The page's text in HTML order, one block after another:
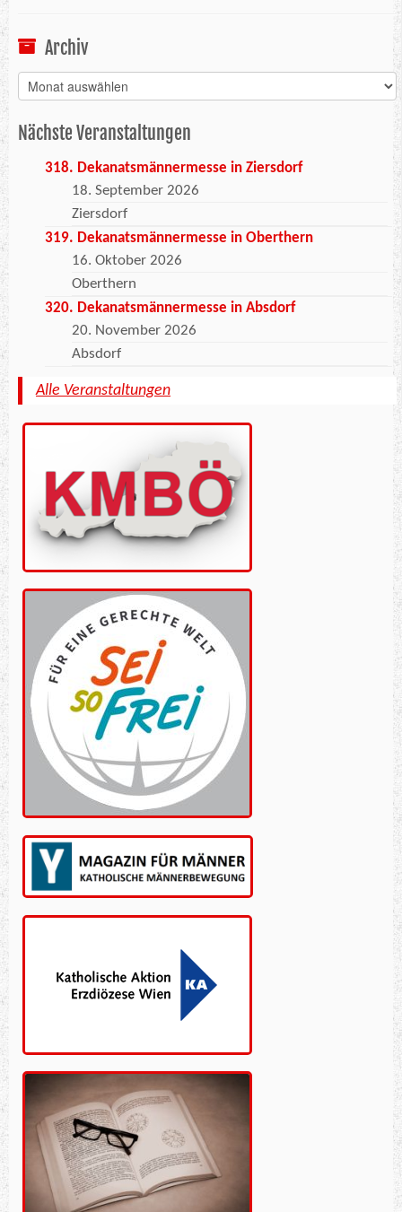
Archiv
Archiv
Nächste Veranstaltungen
318. Dekanatsmännermesse in Ziersdorf
18. September 2026
Ziersdorf
319. Dekanatsmännermesse in Oberthern
16. Oktober 2026
Oberthern
320. Dekanatsmännermesse in Absdorf
20. November 2026
Absdorf
Alle Veranstaltungen